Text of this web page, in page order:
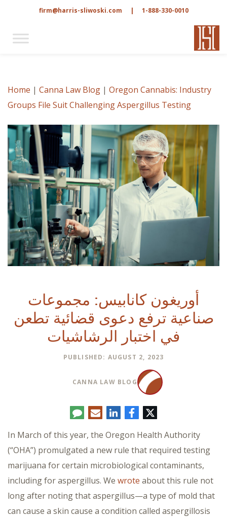
1-888-330-0010
|
firm@harris-sliwoski.com
Home | Canna Law Blog | Oregon Cannabis: Industry
Groups File Suit Challenging Aspergillus Testing
أوريغون كانابيس: مجموعات
صناعية ترفع دعوى قضائية تطعن
في اختبار الرشاشيات
PUBLISHED: AUGUST 2, 2023
CANNA LAW BLOG
تويترفيسبوكلينكدإنالبريد
الإلكتروني
تعليق
In March of this year, the Oregon Health Authority
(“OHA”) promulgated a new rule that required testing
marijuana for certain microbiological contaminants,
including for aspergillus. We wrote about this rule not
long after noting that aspergillus—a type of mold that
can cause a skin cause a condition called aspergillosis